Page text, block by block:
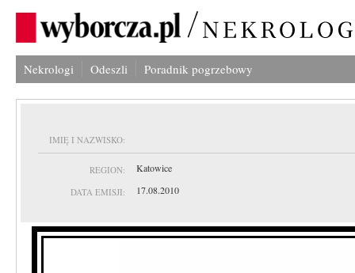
Nekrologi Odeszli Poradnik pogrzebowy
IMIĘ I NAZWISKO:
REGION: Katowice
DATA EMISJI: 17.08.2010